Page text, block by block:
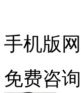
手机版
免费咨